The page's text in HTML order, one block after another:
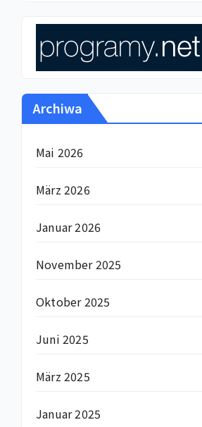
Archiwa
Mai 2026
März 2026
Januar 2026
November 2025
Oktober 2025
Juni 2025
März 2025
Januar 2025